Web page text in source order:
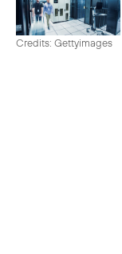
Credits: Gettyimages